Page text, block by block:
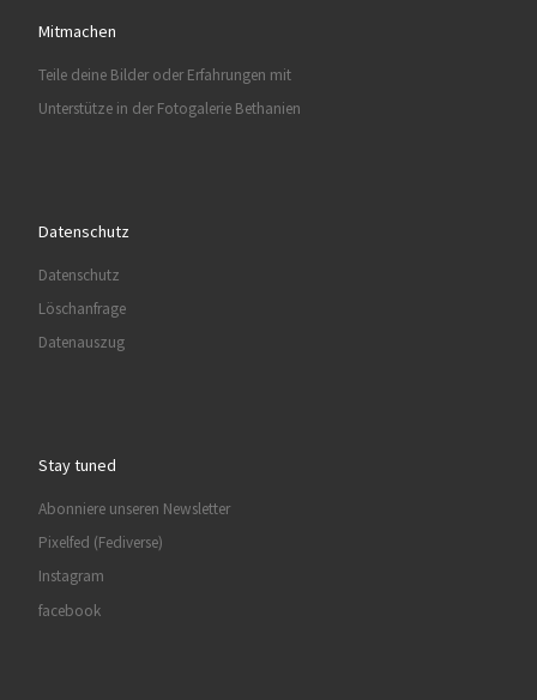
Mitmachen
Teile deine Bilder oder Erfahrungen mit
Unterstütze in der Fotogalerie Bethanien
Datenschutz
Datenschutz
Löschanfrage
Datenauszug
Stay tuned
Abonniere unseren Newsletter
Pixelfed (Fediverse)
Instagram
facebook